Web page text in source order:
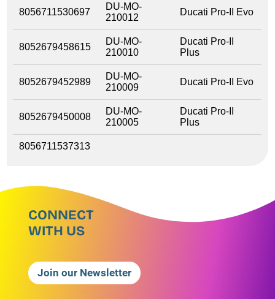
8056711530697
DU-MO-
210012
Ducati Pro-II Evo
8052679458615
DU-MO-
210010
Ducati Pro-II
Plus
8052679452989
DU-MO-
210009
Ducati Pro-II Evo
8052679450008
DU-MO-
210005
Ducati Pro-II
Plus
8056711537313
CONNECT
WITH US
Join our Newsletter